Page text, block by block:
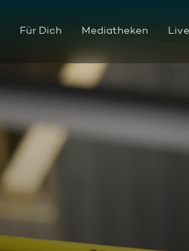
Für Dich Mediatheken